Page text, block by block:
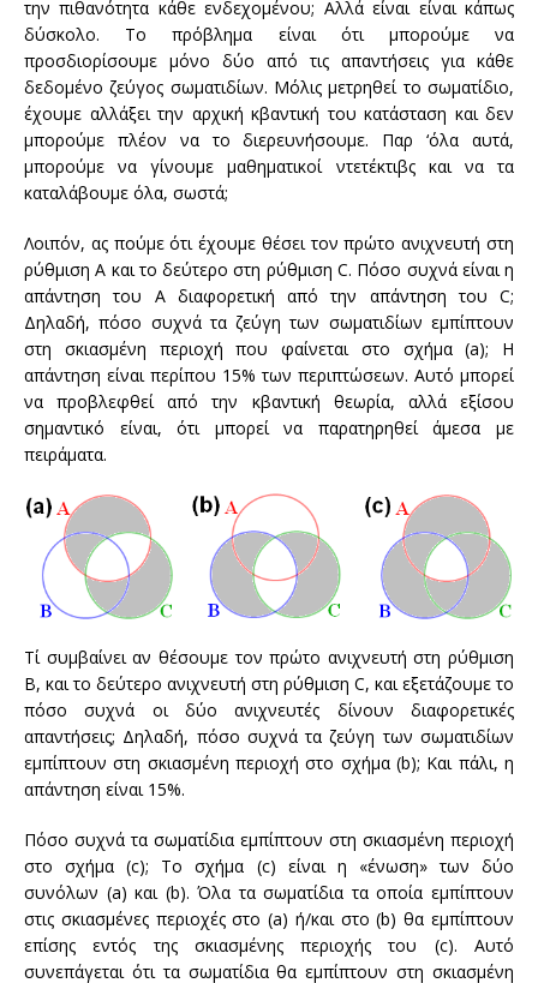
την πιθανότητα κάθε ενδεχομένου; Αλλά είναι είναι κάπως
δύσκολο. Το πρόβλημα είναι ότι
μπορούμε να
προσδιορίσουμε μόνο δύο από τις απαντήσεις για κάθε
δεδομένο ζεύγος σωματιδίων. Μόλις μετρηθεί το σωματίδιο,
έχουμε αλλάξει την αρχική κβαντική του κατάσταση και δεν
μπορούμε πλέον
να το διερευνήσουμε. Παρ ‘όλα αυτά,
μπορούμε να γίνουμε
μαθηματικοί ντετέκτιβς και να τα
καταλάβουμε όλα, σωστά;
Λοιπόν, ας πούμε ότι έχουμε θέσει τον πρώτο ανιχνευτή στη
ρύθμιση Α και το δεύτερο στη ρύθμιση C. Πόσο συχνά είναι η
απάντηση του Α διαφορετική από την απάντηση του C;
Δηλαδή, πόσο συχνά τα ζεύγη των σωματιδίων εμπίπτουν
στη
σκιασμένη περιοχή που φαίνεται στο σχήμα (a);
Η
απάντηση είναι περίπου 15% των περιπτώσεων. Αυτό μπορεί
να προβλεφθεί
από την κβαντική θεωρία, αλλά εξίσου
σημαντικό είναι, ότι μπορεί να παρατηρηθεί άμεσα
με
πειράματα.
Τί συμβαίνει αν θέσουμε τον πρώτο ανιχνευτή στη ρύθμιση
Β, και το δεύτερο ανιχνευτή στη ρύθμιση C, και εξετάζουμε το
πόσο συχνά
οι δύο ανιχνευτές δίνουν
διαφορετικές
απαντήσεις; Δηλαδή, πόσο συχνά τα ζεύγη των σωματιδίων
εμπίπτουν στη σκιασμένη περιοχή στο σχήμα (b); Και πάλι, η
απάντηση είναι 15%.
Πόσο συχνάτα σωματίδια εμπίπτουν στη σκιασμένη περιοχή
στο σχήμα (c); Το σχήμα (c) είναι η «ένωση» των δύο
συνόλων (a) και (b). Όλα τα σωματίδια τα οποία εμπίπτουν
στις σκιασμένες περιοχές στο (a) ή/και στο (b) θα εμπίπτουν
επίσης
εντός της σκιασμένης περιοχής του (c).Αυτό
συνεπάγεται ότι τα σωματίδια θα εμπίπτουν στη σκιασμένη